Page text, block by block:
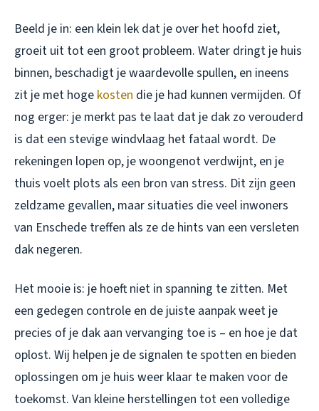
Beeld je in: een klein lek dat je over het hoofd ziet,
groeit uit tot een groot probleem. Water dringt je huis
binnen, beschadigt je waardevolle spullen, en ineens
zit je met hoge kosten die je had kunnen vermijden. Of
nog erger: je merkt pas te laat dat je dak zo verouderd
is dat een stevige windvlaag het fataal wordt. De
rekeningen lopen op, je woongenot verdwijnt, en je
thuis voelt plots als een bron van stress. Dit zijn geen
zeldzame gevallen, maar situaties die veel inwoners
van Enschede treffen als ze de hints van een versleten
dak negeren.
Het mooie is: je hoeft niet in spanning te zitten. Met
een gedegen controle en de juiste aanpak weet je
precies of je dak aan vervanging toe is – en hoe je dat
oplost. Wij helpen je de signalen te spotten en bieden
oplossingen om je huis weer klaar te maken voor de
toekomst. Van kleine herstellingen tot een volledige